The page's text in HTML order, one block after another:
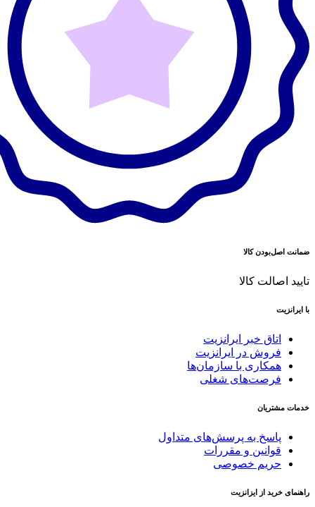
ضمانت اصل‌بودن کالا
تایید اصالت کالا
با ایرانزیت
اتاق خبر ایرانزیت
فروش در ایرانزیت
همکاری با سازمان‌ها
فرصت‌های شغلی
خدمات مشتریان
پاسخ به پرسش‌های متداول
قوانین و مقررات
حریم خصوصی
راهنمای خرید از ایزانزیت